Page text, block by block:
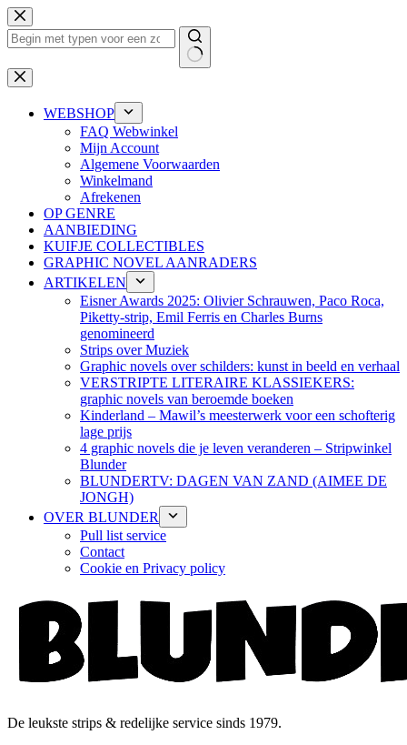
Ga
naar
de
Geen
resultaten
WEBSHOP
FAQ Webwinkel
Mijn Account
Algemene Voorwaarden
Winkelmand
Afrekenen
OP GENRE
AANBIEDING
KUIFJE COLLECTIBLES
GRAPHIC NOVEL AANRADERS
ARTIKELEN
Eisner Awards 2025: Olivier Schrauwen, Paco Roca,
Piketty-strip, Emil Ferris en Charles Burns
genomineerd
Strips over Muziek
Graphic novels over schilders: kunst in beeld en verhaal
VERSTRIPTE LITERAIRE KLASSIEKERS:
graphic novels van beroemde boeken
Kinderland – Mawil’s meesterwerk voor een schofterig
lage prijs
4 graphic novels die je leven veranderen – Stripwinkel
Blunder
BLUNDERTV: DAGEN VAN ZAND (AIMEE DE
JONGH)
OVER BLUNDER
Pull list service
Contact
Cookie en Privacy policy
De leukste strips & redelijke service sinds 1979.